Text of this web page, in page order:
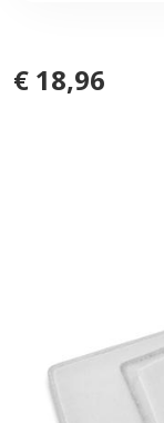
€ 18,96